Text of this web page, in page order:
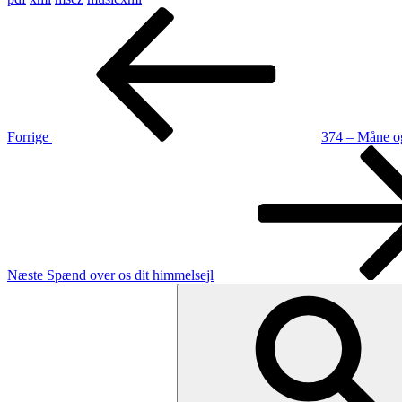
Indlægsnavigation
Forrige
374 – Måne
Næste Spænd over os dit himmelsejl